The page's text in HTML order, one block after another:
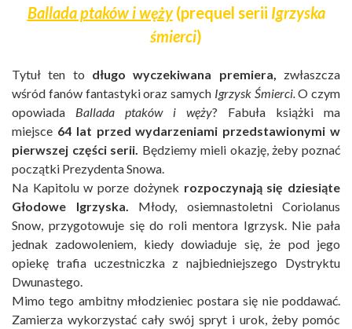
Ballada ptaków i węży (prequel serii Igrzyska
śmierci)
Tytuł ten to długo wyczekiwana premiera, zwłaszcza
wśród fanów fantastyki oraz samych Igrzysk Śmierci.O czym
opowiada Ballada ptaków i węży? Fabuła książki ma
miejsce 64 lat przed wydarzeniami przedstawionymi w
pierwszej części serii. Będziemy mieli okazję, żeby poznać
początki Prezydenta Snowa.
Na Kapitolu w porze dożynek rozpoczynają się dziesiąte
Głodowe Igrzyska. Młody, osiemnastoletni Coriolanus
Snow, przygotowuje się do roli mentora Igrzysk. Nie pała
jednak zadowoleniem, kiedy dowiaduje się, że pod jego
opiekę trafia uczestniczka z najbiedniejszego Dystryktu
Dwunastego.
Mimo tego ambitny młodzieniec postara się nie poddawać.
Zamierza wykorzystać cały swój spryt i urok, żeby pomóc